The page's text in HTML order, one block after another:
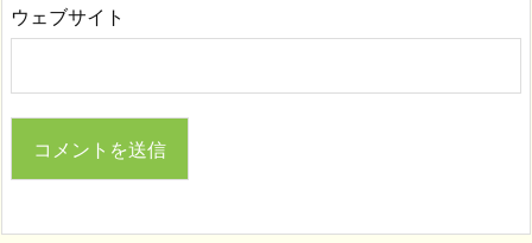
ウェブサイト